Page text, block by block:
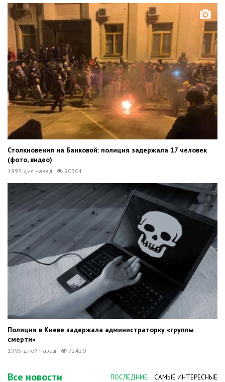
Столкновения на Банковой: полиция задержала 17 человек
(фото, видео)
1993 дня назад 90304
Полиция в Киеве задержала администраторку «группы
смерти»
1995 дней назад 72420
Все новости ПОСЛЕДНИЕ САМЫЕ ИНТЕРЕСНЫЕ